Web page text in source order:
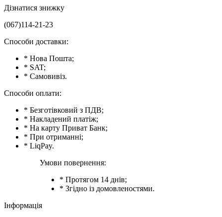
Дізнатися знижку
(067)114-21-23
Способи доставки:
* Нова Пошта;
* SAT;
* Самовивіз.
Способи оплати:
* Безготівковий з ПДВ;
* Накладений платіж;
* На карту Приват Банк;
* При отриманні;
* LiqPay.
Умови повернення:
* Протягом 14 днів;
* Згідно із домовленостями.
Інформація